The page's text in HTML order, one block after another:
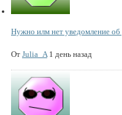
Нужно илм нет уведомление
От Julia_A 1 день назад